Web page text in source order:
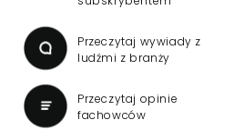
Przeczytaj wywiady z
ludźmi z branży
Przeczytaj opinie
fachowców